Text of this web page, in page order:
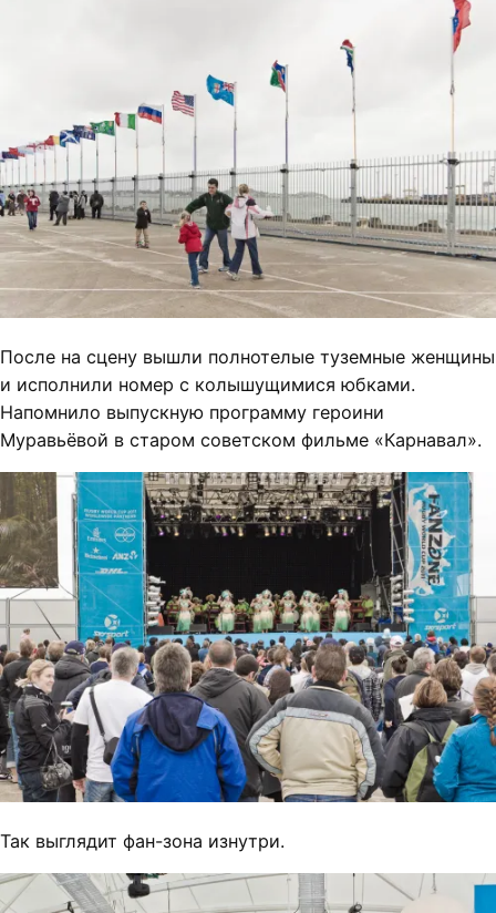
После на сцену вышли полнотелые туземные женщины
и исполнили номер с колышущимися юбками.
Напомнило выпускную программу героини
Муравьёвой в старом советском фильме «Карнавал».
Так выглядит фан-зона изнутри.